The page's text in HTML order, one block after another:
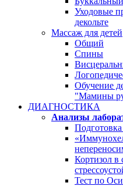
Уходовые
декольте
Массаж для детей
Общий
Спины
Обучение
"Мамины
ДИАГНОСТИКА
Анализы
Кортизол в
Тест по